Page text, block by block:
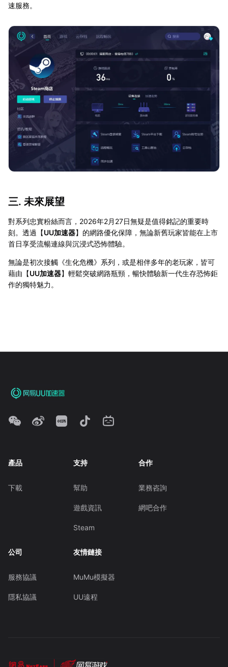
速服務。
三. 未來展望
對系列忠實粉絲而言，2026年2月27日無疑是值得銘記的重要時
刻。透過【UU加速器】的網路優化保障，無論新舊玩家皆能在上市
首日享受流暢連線與沉浸式恐怖體驗。
無論是初次接觸《生化危機》系列，或是相伴多年的老玩家，皆可
藉由【UU加速器】輕鬆突破網路瓶頸，暢快體驗新一代生存恐怖鉅
作的獨特魅力。
產品
下載
支持
幫助
遊戲資訊
Steam
合作
業務咨詢
網吧合作
公司
服務協議
隱私協議
友情鏈接
MuMu模擬器
UU遠程